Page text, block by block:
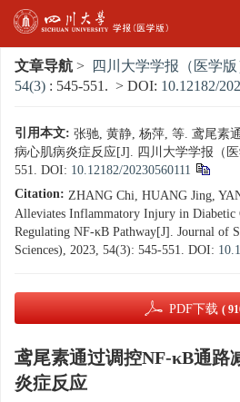
文章导航 > 四川大学学报（医学版
54(3) : 545-551. > DOI: 10.12182/
引用本文: 张驰, 黄静, 杨萍, 等. 鸢尾素
病心肌病炎症反应[J]. 四川大学学报（
551. DOI: 10.12182/20230560111
Citation: ZHANG Chi, HUANG Jing,
Alleviates Inflammatory Injury in Diabetic
Regulating NF-κB Pathway[J]. Journal of
Sciences), 2023, 54(3): 545-551. DOI:
PDF下载 (
鸢尾素通过调控NF-κB通路
炎症反应